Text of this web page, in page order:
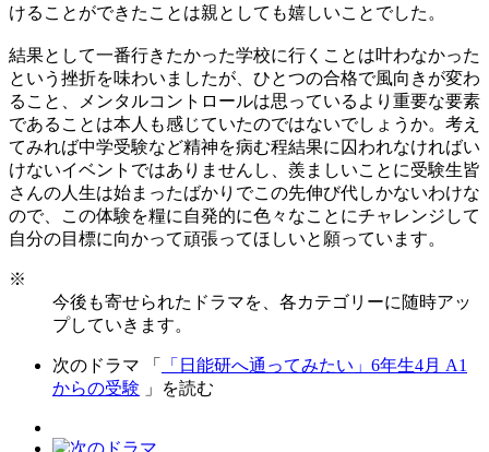
けることができたことは親としても嬉しいことでした。
結果として一番行きたかった学校に行くことは叶わなかった
という挫折を味わいましたが、ひとつの合格で風向きが変わ
ること、メンタルコントロールは思っているより重要な要素
であることは本人も感じていたのではないでしょうか。考え
てみれば中学受験など精神を病む程結果に囚われなければい
けないイベントではありませんし、羨ましいことに受験生皆
さんの人生は始まったばかりでこの先伸び代しかないわけな
ので、この体験を糧に自発的に色々なことにチャレンジして
自分の目標に向かって頑張ってほしいと願っています。
※
今後も寄せられたドラマを、各カテゴリーに随時アッ
プしていきます。
次のドラマ 「
「日能研へ通ってみたい」6年生4月 A1
からの受験 」を読む